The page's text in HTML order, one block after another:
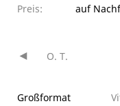
Preis:
auf
Beitragsnavigation
O. T.
Großformat